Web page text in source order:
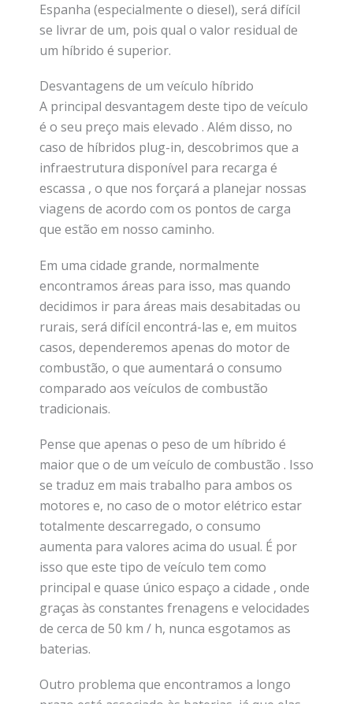
Espanha (especialmente o diesel), será difícil
se livrar de um, pois qual o valor residual de
um híbrido é superior.
Desvantagens de um veículo híbrido
A principal desvantagem deste tipo de veículo
é o seu preço mais elevado . Além disso, no
caso de híbridos plug-in, descobrimos que a
infraestrutura disponível para recarga é
escassa , o que nos forçará a planejar nossas
viagens de acordo com os pontos de carga
que estão em nosso caminho.
Em uma cidade grande, normalmente
encontramos áreas para isso, mas quando
decidimos ir para áreas mais desabitadas ou
rurais, será difícil encontrá-las e, em muitos
casos, dependeremos apenas do motor de
combustão, o que aumentará o consumo
comparado aos veículos de combustão
tradicionais.
Pense que apenas o peso de um híbrido é
maior que o de um veículo de combustão . Isso
se traduz em mais trabalho para ambos os
motores e, no caso de o motor elétrico estar
totalmente descarregado, o consumo
aumenta para valores acima do usual. É por
isso que este tipo de veículo tem como
principal e quase único espaço a cidade , onde
graças às constantes frenagens e velocidades
de cerca de 50 km / h, nunca esgotamos as
baterias.
Outro problema que encontramos a longo